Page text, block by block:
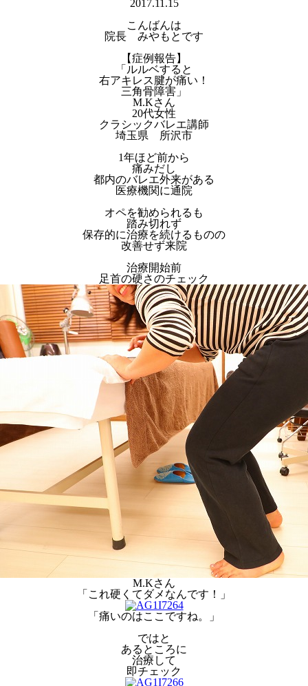
2017.11.15
こんばんは
院長 みやもとです
【症例報告】
「ルルベすると
右アキレス腱が痛い！
三角骨障害」
M.Kさん
20代女性
クラシックバレエ講師
埼玉県 所沢市
1年ほど前から
痛みだし
都内のバレエ外来がある
医療機関に通院
オペを勧められるも
踏み切れず
保存的に治療を続けるものの
改善せず来院
治療開始前
足首の硬さのチェック
M.Kさん
「これ硬くてダメなんです！」
「痛いのはここですね。」
ではと
あるところに
治療して
即チェック